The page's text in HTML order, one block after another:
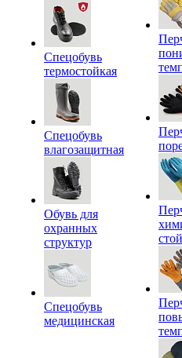
Спецобувь
термостойкая
Спецобувь
влагозащитная
Обувь для
охранных
структур
Спецобувь
медицинская